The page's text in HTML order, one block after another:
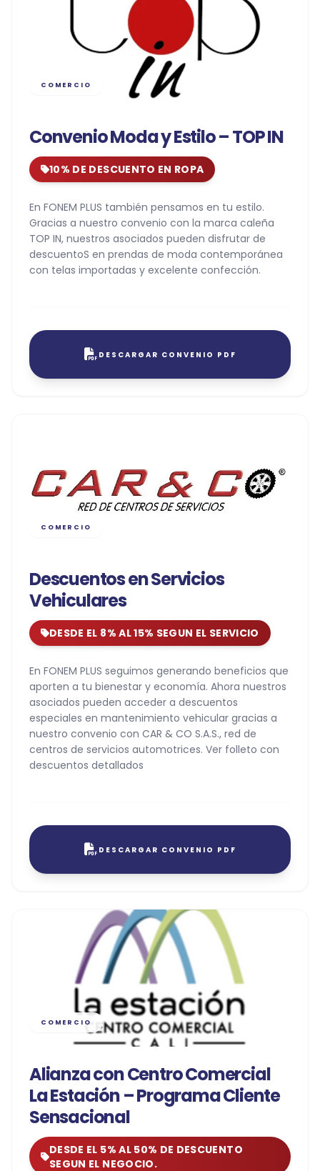
COMERCIO
Convenio Moda y Estilo – TOP IN
10% DE DESCUENTO EN ROPA
En FONEM PLUS también pensamos en tu estilo.
Gracias a nuestro convenio con la marca caleña
TOP IN, nuestros asociados pueden disfrutar de
descuentoS en prendas de moda contemporánea
con telas importadas y excelente confección.
DESCARGAR CONVENIO PDF
COMERCIO
Descuentos en Servicios
Vehiculares
DESDE EL 8% AL 15% SEGUN EL SERVICIO
En FONEM PLUS seguimos generando beneficios que
aporten a tu bienestar y economía. Ahora nuestros
asociados pueden acceder a descuentos
especiales en mantenimiento vehicular gracias a
nuestro convenio con CAR & CO S.A.S., red de
centros de servicios automotrices. Ver folleto con
descuentos detallados
DESCARGAR CONVENIO PDF
COMERCIO
Alianza con Centro Comercial
La Estación – Programa Cliente
Sensacional
DESDE EL 5% AL 50% DE DESCUENTO
SEGUN EL NEGOCIO.